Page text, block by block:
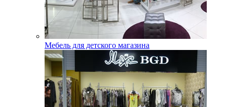
Мебель для детского магазина